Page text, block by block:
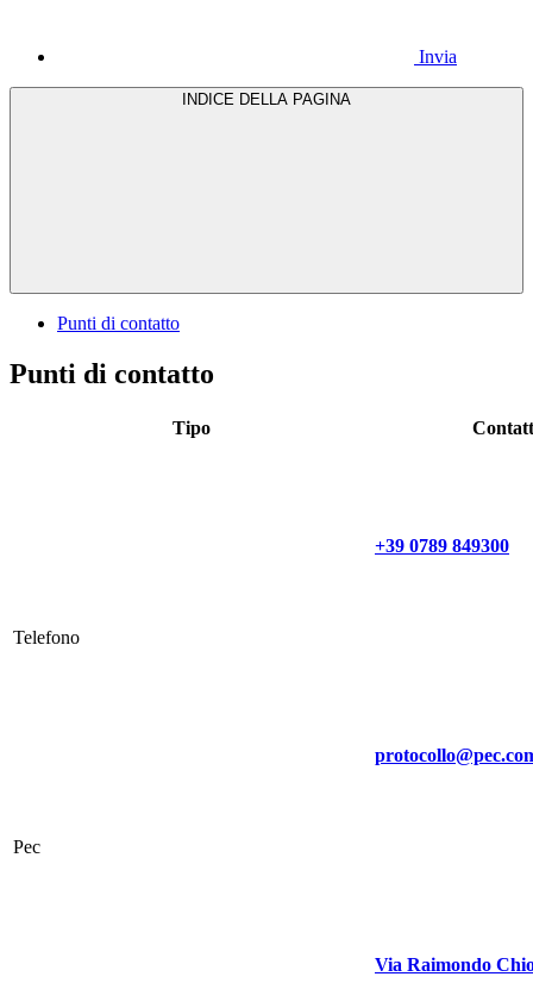
Invia
Punti di contatto
Punti di contatto
Tipo
Telefono
+39 0789 849300
Pec
Via Raimondo